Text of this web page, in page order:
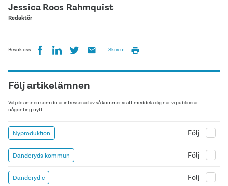
Jessica Roos Rahmquist
Redaktör
Besök oss Skriv ut
Följ artikelämnen
Välj de ämnen som du är intresserad av så kommer vi att meddela dig när vi publicerar
någonting nytt.
Nyproduktion Följ
Danderyds kommun Följ
Danderyd c Följ